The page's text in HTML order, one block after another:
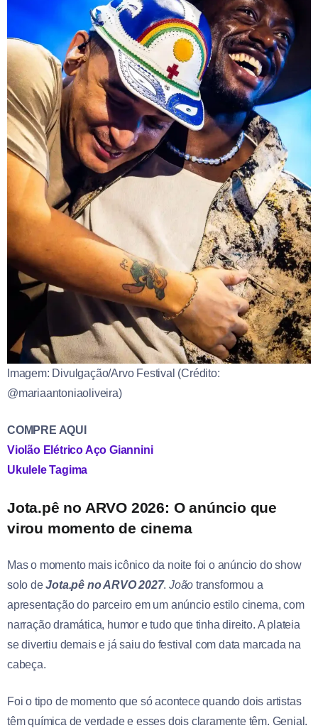
Imagem: Divulgação/Arvo Festival (Crédito:
@mariaantoniaoliveira)
COMPRE AQUI
Violão Elétrico Aço Giannini
Ukulele Tagima
Jota.pê no ARVO 2026: O anúncio que
virou momento de cinema
Mas o momento mais icônico da noite foi o anúncio do show
solo deJota.pê no ARVO 2027.Joãotransformou a
apresentação do parceiro em um anúncio estilo cinema, com
narração dramática, humor e tudo que tinha direito. A plateia
se divertiu demais e já saiu do festival com data marcada na
cabeça.
Foi o tipo de momento que só acontece quando dois artistas
têm química de verdade e esses dois claramente têm. Genial.